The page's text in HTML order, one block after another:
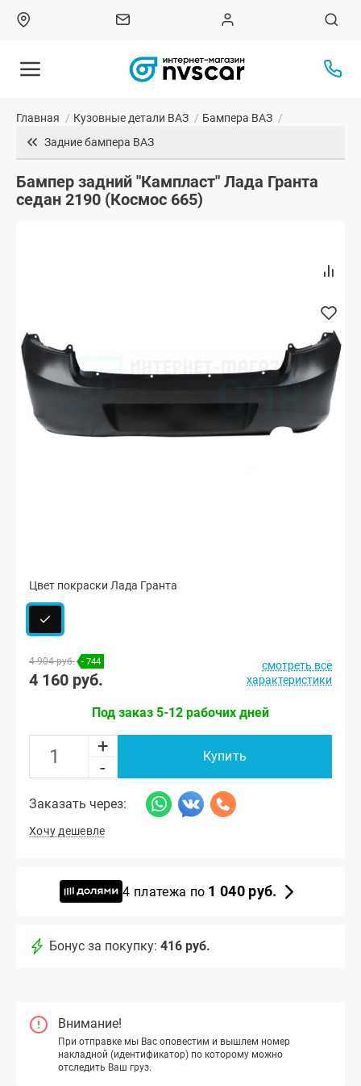
Главная / Кузовные детали ВАЗ / Бампера ВАЗ /
Задние бампера ВАЗ
Бампер задний "Кампласт" Лада Гранта
седан 2190 (Космос 665)
Цвет покраски Лада Гранта
4 904 руб. - 744
4 160 руб.
смотреть все
характеристики
Под заказ 5-12 рабочих дней
+
-
Купить
Заказать через:
Хочу дешевле
4 платежа по 1 040 руб.
Бонус за покупку: 416 руб.
Внимание!
При отправке мы Вас оповестим и вышлем номер
накладной (идентификатор) по которому можно
отследить Ваш груз.